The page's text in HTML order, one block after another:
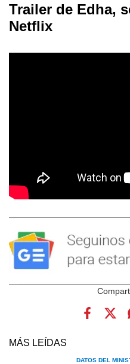
Trailer de Edha,
Netflix
MÁS LEÍDAS
DATOS DEL